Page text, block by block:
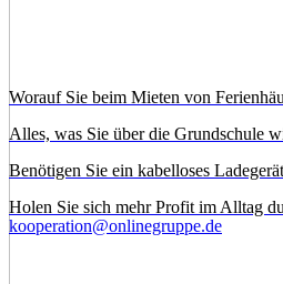
Worauf Sie beim Mieten von
Alles, was Sie über die Grundschule
Benötigen Sie ein kabelloses
Holen Sie sich mehr Profit im Alltag
kooperation@onlinegruppe.de